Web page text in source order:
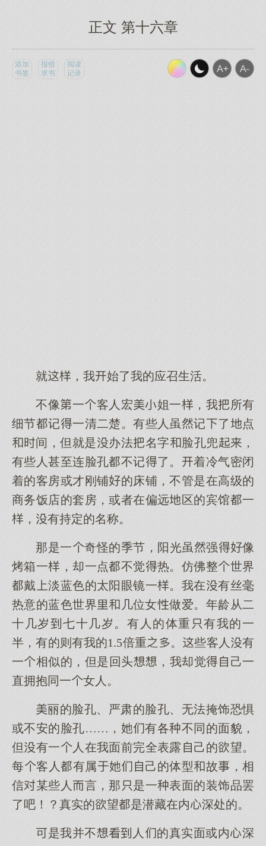
正文 第十六章
添加
书签
报错
求书
阅读
记录
就，我始了我的应召生活。
不像一客人宏姐一，我所有
细节记一清二楚。有些人虽记了点
间，但就是办法名字脸孔兜，
有些人甚至连脸孔不记了。着冷气密闭
着的客房或才刚铺的床铺，不管是在高级的
商务饭店的套房，或者在偏远区的宾馆一
，有持定的名称。
那是一奇怪的季节，阳光虽强像
烤箱一，却一点不觉热。仿佛整世界
戴淡蓝色的太阳眼镜一。我在有丝毫
热意的蓝色世界几位女做爱。年龄从二
十几岁七十几岁。有人的体重有我的一
半，有的则有我的1.5倍重。些客人有
一相似的，但是回头，我却觉己一
直拥抱同一女人。
丽的脸孔、严肃的脸孔、无法掩饰恐惧
或不安的脸孔……，有各不同的面貌，
但有一人在我面前完全表露己的望。
每客人有属己的体型故，相
信某些人言，那是一表面的装饰品罢
了吧！？真实的望是潜藏在内深处的。
是我并不人的真实面或内深